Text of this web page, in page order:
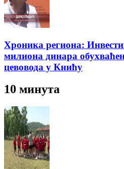
Хроника региона:
милиона динара
цевовода у Книћу
10 минута